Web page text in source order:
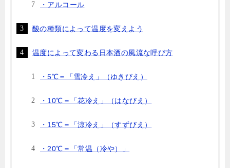
・アルコール
酸の種類によって温度を変えよう
温度によって変わる日本酒の風流な呼び方
・5℃＝「雪冷え」（ゆきびえ）
・10℃＝「花冷え」（はなびえ）
・15℃＝「涼冷え」（すずびえ）
・20℃＝「常温（冷や）」